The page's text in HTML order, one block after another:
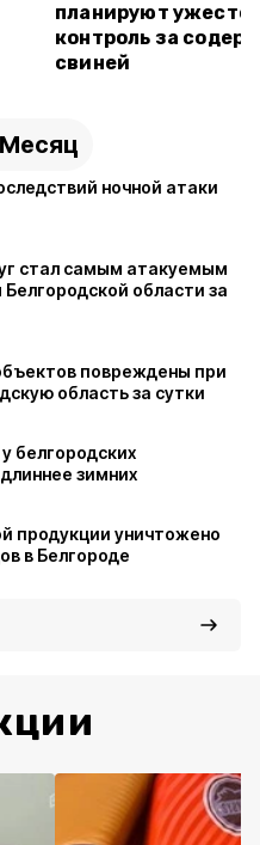
планируют
контроль за
свиней
Месяц
ночной атаки
стал самым атакуемым
области за
повреждены при
область за сутки
белгородских
зимних
продукции уничтожено
в Белгороде